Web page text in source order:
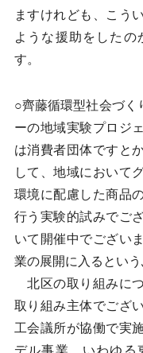
ますけれども、こう
ような援助をしたの
す。
○齊藤循環型社会づ
ーの地域実験プロジ
は消費者団体ですと
して、地域において
環境に配慮した商品
行う実験的試みでご
いて開催中でござい
業の展開に入るとい
北区の取り組みに
取り組み主体でござ
工会議所が協働で実
デル事業、いわゆる